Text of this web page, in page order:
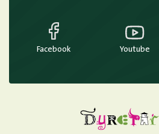
Facebook Youtube